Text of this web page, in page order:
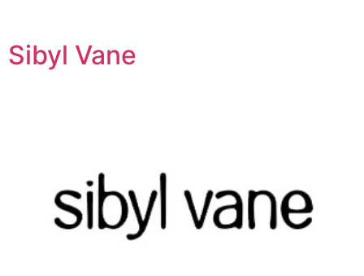
Sibyl Vane